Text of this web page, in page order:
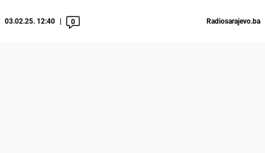
03.02.25. 12:40 0 Radiosarajevo.ba